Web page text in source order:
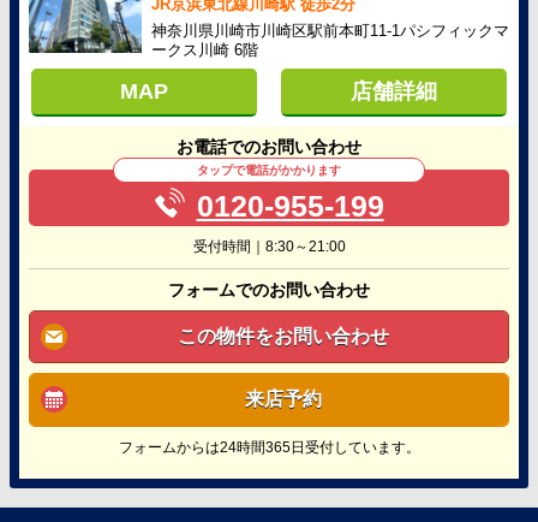
JR京浜東北線川崎駅 徒歩2分
神奈川県川崎市川崎区駅前本町11-1パシフィックマ
ークス川崎 6階
MAP 店舗詳細
お電話でのお問い合わせ
タップで電話がかかります
0120-955-199
受付時間｜8:30～21:00
フォームでのお問い合わせ
この物件をお問い合わせ
来店予約
フォームからは24時間365日受付しています。